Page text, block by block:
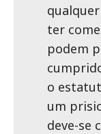
ter
podem
o
um
deve-se